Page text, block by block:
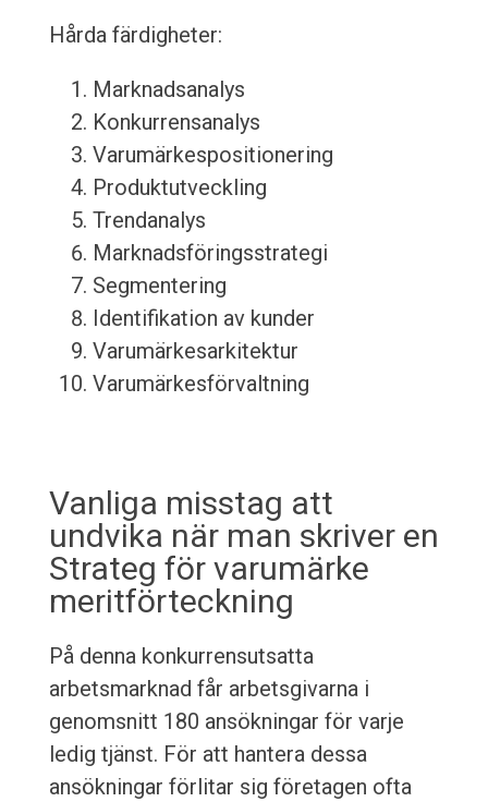
Hårda färdigheter:
Marknadsanalys
Konkurrensanalys
Varumärkespositionering
Produktutveckling
Trendanalys
Marknadsföringsstrategi
Segmentering
Identifikation av kunder
Varumärkesarkitektur
Varumärkesförvaltning
Vanliga misstag att
undvika när man skriver en
Strateg för varumärke
meritförteckning
På denna konkurrensutsatta
arbetsmarknad får arbetsgivarna i
genomsnitt 180 ansökningar för varje
ledig tjänst. För att hantera dessa
ansökningar förlitar sig företagen ofta